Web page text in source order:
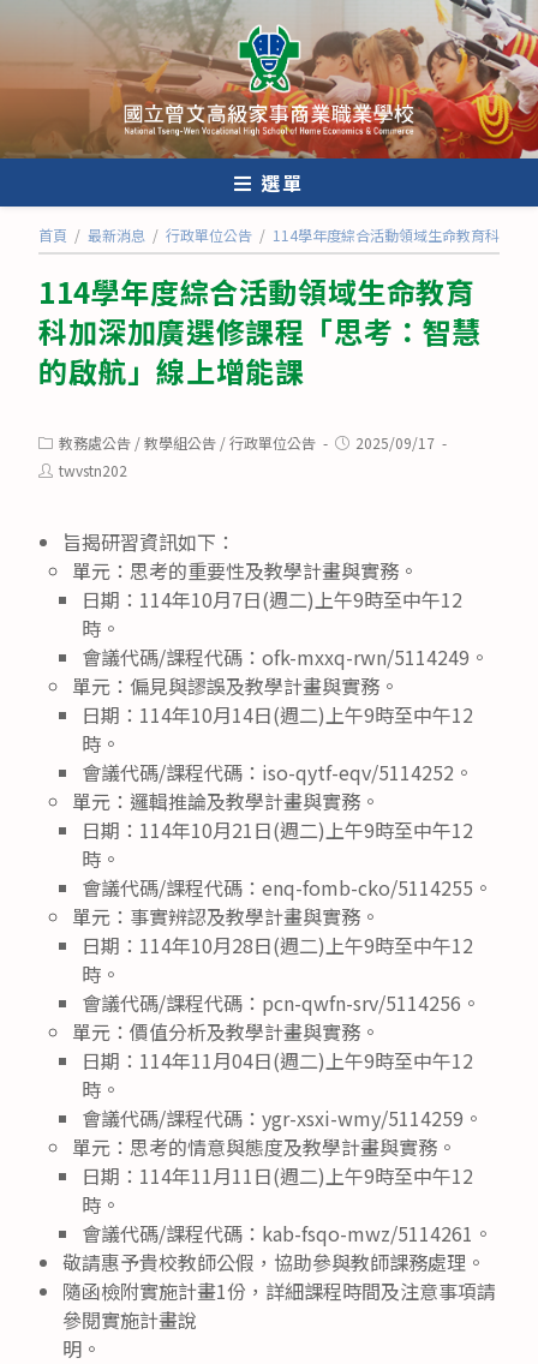
內
選單
首頁 / 最新消息 / 行政單位公告 / 114學年度綜合活動領域生命教育科加深
114學年度綜合活動領域生命教育
科加深加廣選修課程「思考：智慧
的啟航」線上增能課
Post
category:
教務處公告 /教學組公告 /行政單位公告
Post2025/09/17
Posttwvstn202
旨揭研習資訊如下：
單元：思考的重要性及教學計畫與實務。
日期：114年10月7日(週二)上午9時至中午12
時。
會議代碼/課程代碼：ofk-mxxq-rwn/5114249。
單元：偏見與謬誤及教學計畫與實務。
日期：114年10月14日(週二)上午9時至中午12
時。
會議代碼/課程代碼：iso-qytf-eqv/5114252。
單元：邏輯推論及教學計畫與實務。
日期：114年10月21日(週二)上午9時至中午12
時。
會議代碼/課程代碼：enq-fomb-cko/5114255。
單元：事實辨認及教學計畫與實務。
日期：114年10月28日(週二)上午9時至中午12
時。
會議代碼/課程代碼：pcn-qwfn-srv/5114256。
單元：價值分析及教學計畫與實務。
日期：114年11月04日(週二)上午9時至中午12
時。
會議代碼/課程代碼：ygr-xsxi-wmy/5114259。
單元：思考的情意與態度及教學計畫與實務。
日期：114年11月11日(週二)上午9時至中午12
時。
會議代碼/課程代碼：kab-fsqo-mwz/5114261。
敬請惠予貴校教師公假，協助參與教師課務處理。
隨函檢附實施計畫1份，詳細課程時間及注意事項請
參閱實施計畫說
明。